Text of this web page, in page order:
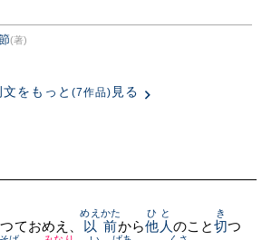
(著)
をもっと (7作品) 見る
ておめえ、 以前
めえかた
から他人
ひと
のこと切
き
つ